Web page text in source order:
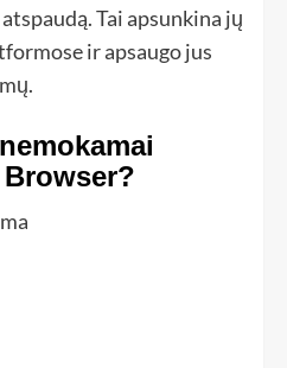
Tai apsunkina jų
ir apsaugo jus